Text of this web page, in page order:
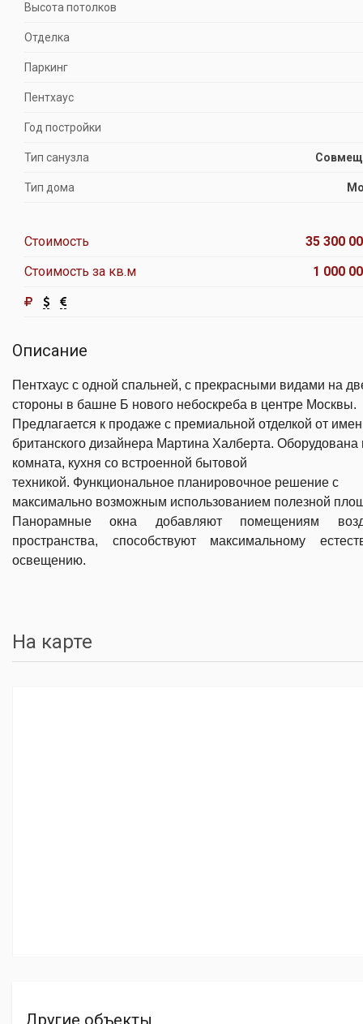
Высота потолков
Отделка
Паркинг
Пентхаус
Год постройки
Тип санузла
Тип дома
Стоимость
35 300
Стоимость за кв.м
1 000
Описание
Пентхаус с одной спальней, с прекрасными видами на
стороны в башне Б нового небоскреба в центре Москвы.
Предлагается к продаже c премиальной отделкой от
британского дизайнера Мартина Халберта. Оборудована
комната, кухня со встроенной бытовой
техникой. Функциональное планировочное решение с
максимально возможным использованием полезной
Панорамные окна добавляют помещениям
пространства, способствуют максимальному
освещению.
На карте
Другие объекты